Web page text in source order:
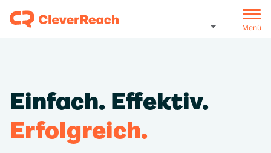
Menü
Einfach. Effektiv.
Erfolgreich.